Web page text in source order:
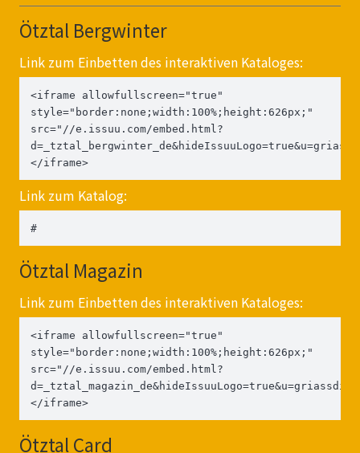
Ötztal Bergwinter
Link zum Einbetten des interaktiven Kataloges:
<iframe allowfullscreen="true"
style="border:none;width:100%;height:626px;"
src="//e.issuu.com/embed.html?
</iframe>
Link zum Katalog:
#
Ötztal Magazin
Link zum Einbetten des interaktiven Kataloges:
<iframe allowfullscreen="true"
style="border:none;width:100%;height:626px;"
src="//e.issuu.com/embed.html?
</iframe>
Ötztal Card